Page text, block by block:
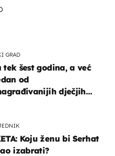
GRAD
tek šest godina, a već
od
dječjih
Koju ženu bi Serhat
izabrati?